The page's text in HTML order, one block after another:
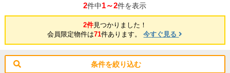
2件中1～2件を表示
2件見つかりました！
会員限定物件は71件あります。今すぐ見る
条件を絞り込む